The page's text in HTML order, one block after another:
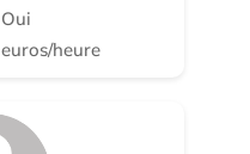
heure